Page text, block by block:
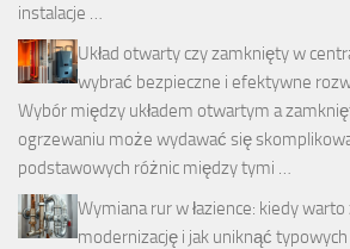
instalacje …
Układ otwarty czy zamknięty w
wybrać bezpieczne i efektywne
Wybór między układem otwartym a
ogrzewaniu może wydawać się
podstawowych różnic między tymi …
Wymiana rur w łazience: kiedy
modernizację i jak uniknąć typowych